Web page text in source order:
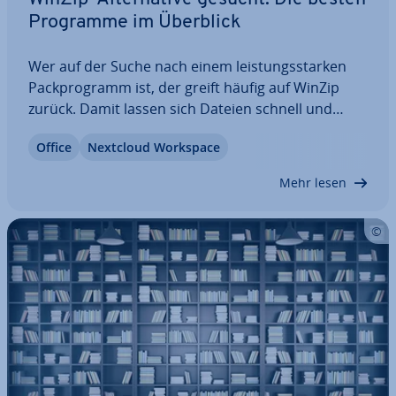
Programme im Überblick
Wer auf der Suche nach einem leis­tungs­star­ken
Pack­pro­gramm ist, der greift häufig auf WinZip
zurück. Damit lassen sich Dateien schnell und
kom­pri­mier­te Dateien lesen. Darüber hinaus
Office Nextcloud Workspace
Mehr lesen